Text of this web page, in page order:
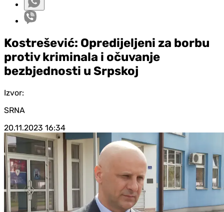
Kostrešević: Opredijeljeni za borbu
protiv kriminala i očuvanje
bezbjednosti u Srpskoj
Izvor:
SRNA
20.11.2023 16:34